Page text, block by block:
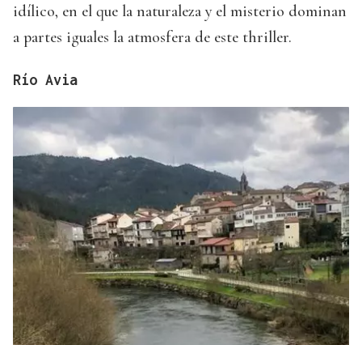
idílico, en el que la naturaleza y el misterio dominan
a partes iguales la atmosfera de este thriller.
Río Avia